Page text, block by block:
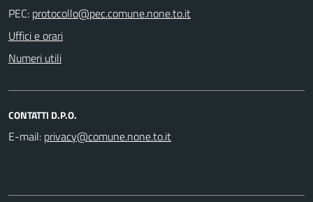
PEC:
Uffici e orari
Numeri utili
CONTATTI D.P.O.
E-mail: